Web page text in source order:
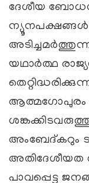
ദേശീയ
യഥാര്‍ത്ഥ
ആത്മഗോപുരം
അംബേദ്കറും
അതിദേശീയത
പാവപ്പെട്ട